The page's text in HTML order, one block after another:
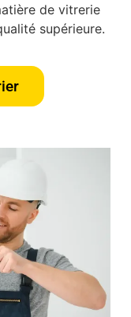
de vitrerie
supérieure.